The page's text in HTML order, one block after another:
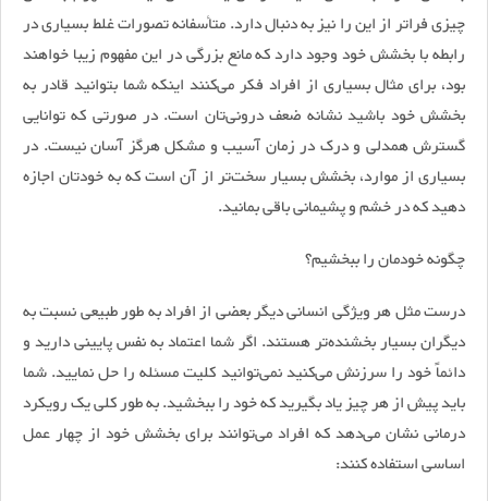
چیزی فراتر از این را نیز به دنبال دارد. متأسفانه تصورات غلط بسیاری در
رابطه با بخشش خود وجود دارد که مانع بزرگی در این مفهوم زیبا خواهند
بود، برای مثال بسیاری از افراد فکر می‌کنند اینکه شما بتوانید قادر به
بخشش خود باشید نشانه ضعف درونی‌تان است. در صورتی که توانایی
گسترش همدلی و درک در زمان آسیب و مشکل هرگز آسان نیست. در
بسیاری از موارد، بخشش بسیار سخت‌تر از آن است که به خودتان اجازه
دهید که در خشم و پشیمانی باقی بمانید.
چگونه خودمان را ببخشیم؟
درست مثل هر ویژگی انسانی دیگر بعضی از افراد به طور طبیعی نسبت به
دیگران بسیار بخشنده‌تر هستند. اگر شما اعتماد به نفس پایینی دارید و
دائماً خود را سرزنش می‌کنید نمی‌توانید کلیت مسئله را حل نمایید. شما
باید پیش از هر چیز یاد بگیرید که خود را ببخشید. به طور کلی یک رویکرد
درمانی نشان می‌دهد که افراد می‌توانند برای بخشش خود از چهار عمل
اساسی استفاده کنند: